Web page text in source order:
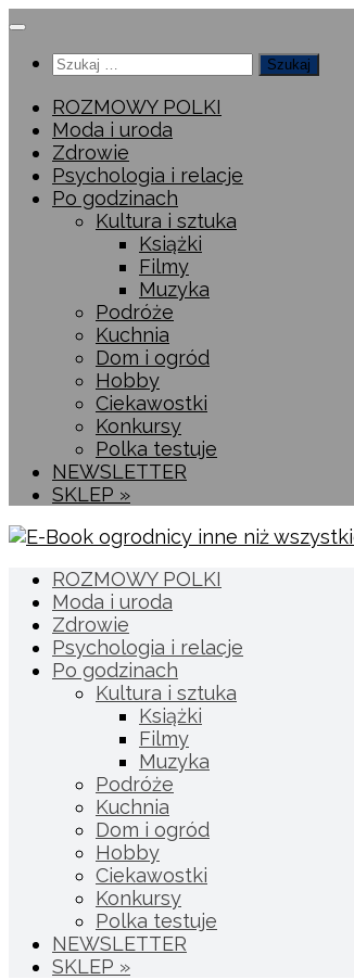
Przeskocz
treściSzukaj:
ROZMOWY POLKI
Moda i uroda
Zdrowie
Psychologia i relacje
Po godzinach
Kultura i sztuka
Książki
Filmy
Muzyka
Podróże
Kuchnia
Dom i ogród
Hobby
Ciekawostki
Konkursy
Polka testuje
NEWSLETTER
SKLEP »
ROZMOWY POLKI
Moda i uroda
Zdrowie
Psychologia i relacje
Po godzinach
Kultura i sztuka
Książki
Filmy
Muzyka
Podróże
Kuchnia
Dom i ogród
Hobby
Ciekawostki
Konkursy
Polka testuje
NEWSLETTER
SKLEP »